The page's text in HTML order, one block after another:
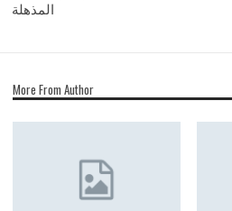
المذهلة
More From Author